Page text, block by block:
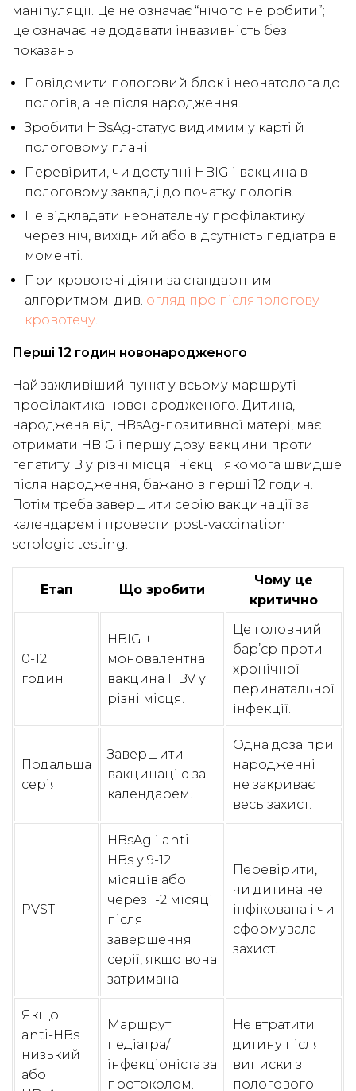
маніпуляції. Це не означає “нічого не робити”;
це означає не додавати інвазивність без
показань.
Повідомити пологовий блок і неонатолога до
пологів, а не після народження.
Зробити HBsAg-статус видимим у карті й
пологовому плані.
Перевірити, чи доступні HBIG і вакцина в
пологовому закладі до початку пологів.
Не відкладати неонатальну профілактику
через ніч, вихідний або відсутність педіатра в
моменті.
При кровотечі діяти за стандартним
алгоритмом; див. огляд про післяпологову
кровотечу.
Перші 12 годин новонародженого
Найважливіший пункт у всьому маршруті –
профілактика новонародженого. Дитина,
народжена від HBsAg-позитивної матері, має
отримати HBIG і першу дозу вакцини проти
гепатиту B у різні місця ін’єкції якомога швидше
після народження, бажано в перші 12 годин.
Потім треба завершити серію вакцинації за
календарем і провести post-vaccination
serologic testing.
Етап Що зробити
Чому це
критично
0-12
годин
HBIG +
моновалентна
вакцина HBV у
різні місця.
Це головний
бар’єр проти
хронічної
перинатальної
інфекції.
Подальша
серія
Завершити
вакцинацію за
календарем.
Одна доза при
народженні
не закриває
весь захист.
PVST
HBsAg і anti-
HBs у 9-12
місяців або
через 1-2 місяці
після
завершення
серії, якщо вона
затримана.
Перевірити,
чи дитина не
інфікована і чи
сформувала
захист.
Якщо
anti-HBs
низький
або
Маршрут
педіатра/
інфекціоніста за
протоколом.
Не втратити
дитину після
виписки з
пологового.